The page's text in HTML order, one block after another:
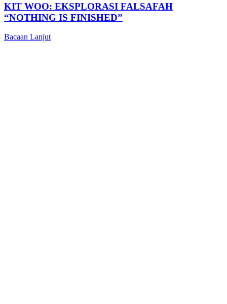
KIT WOO: EKSPLORASI FALSAFAH
“NOTHING IS FINISHED”
Bacaan Lanjut